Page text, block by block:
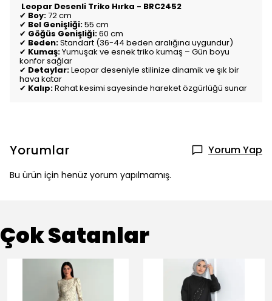
Leopar Desenli Triko Hırka - BRC2452
✔ Boy:72 cm
✔ Bel Genişliği:55 cm
✔ Göğüs Genişliği:60 cm
✔ Beden:Standart (36-44 beden aralığına uygundur)
✔ Kumaş:Yumuşak ve esnek triko kumaş – Gün boyu
konfor sağlar
✔ Detaylar:Leopar deseniyle stilinize dinamik ve şık bir
hava katar
✔ Kalıp:Rahat kesimi sayesinde hareket özgürlüğü sunar
Yorumlar Yorum Yap
Bu ürün için henüz yorum yapılmamış.
Çok Satanlar